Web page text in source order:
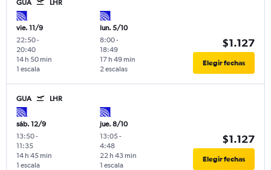
GUA LHR
vie. 11/9
22:50-
20:40
1 escala
14 h 50 min
lun. 5/10
8:00-
18:49
2 escalas
17 h 49 min
$1.127
Elegir fechas
GUA LHR
sáb. 12/9
13:50-
11:35
1 escala
14 h 45 min
jue. 8/10
13:05-
4:48
1 escala
22 h 43 min
$1.127
Elegir fechas